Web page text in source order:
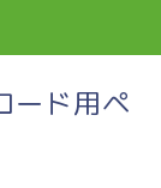
ード用ペ